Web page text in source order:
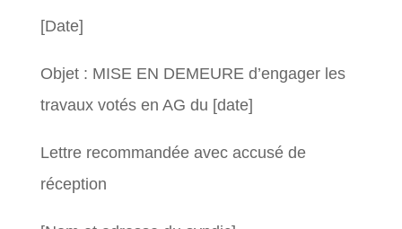
[Date]
Objet : MISE EN DEMEURE d’engager les
travaux votés en AG du [date]
Lettre recommandée avec accusé de
réception